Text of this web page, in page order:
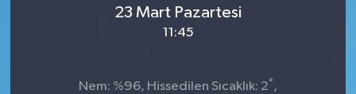
23 Mart Pazartesi
11:45
Nem: %96, Hissedilen Sıcaklık: 2° ,